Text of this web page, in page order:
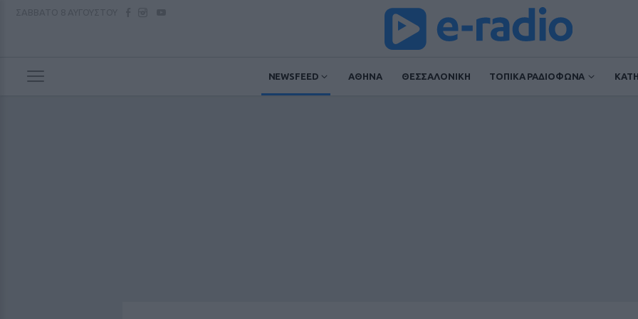
NEWSFEED ΑΘΗΝΑ ΘΕΣΣΑΛΟΝΙΚΗ ΤΟΠΙΚΑ ΡΑΔΙΟΦΩΝΑ